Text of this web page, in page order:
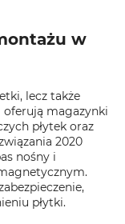
w
lecz także
magazynki
płytek oraz
2020
nośny i
płytki.